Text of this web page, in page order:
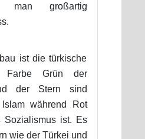
man großartig
ist die türkische
Farbe Grün der
der Stern sind
während Rot
Sozialismus ist. Es
wie der Türkei und